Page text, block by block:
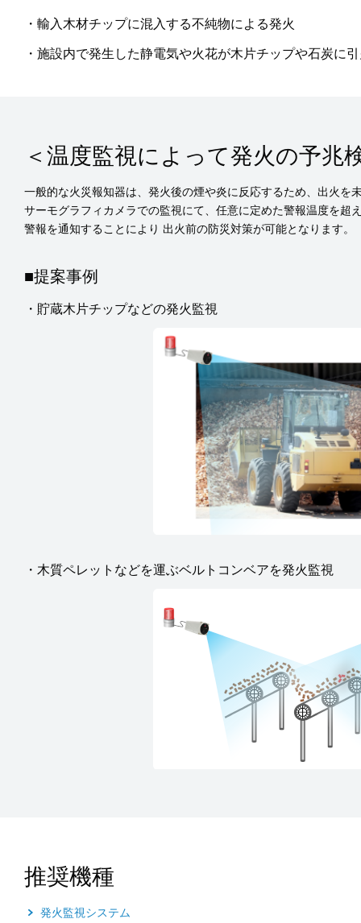
・輸入木材チップに混入する不純物による発火
・施設内で発生した静電気や火花が木片チップや石炭に
＜温度監視によって発火の予兆
一般的な火災報知器は、発火後の煙や炎に反応するため、出火を
サーモグラフィカメラでの監視にて、任意に定めた警報温度を超
警報を通知することにより 出火前の防災対策が可能となります。
■提案事例
・貯蔵木片チップなどの発火監視
・木質ペレットなどを運ぶベルトコンベアを発火監視
推奨機種
発火監視システム